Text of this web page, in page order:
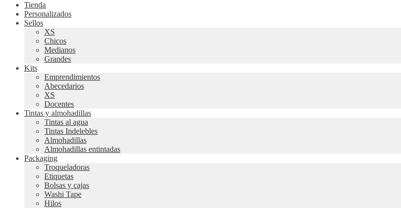
Tienda
Personalizados
Sellos
XS
Chicos
Medianos
Grandes
Kits
Emprendimientos
Abecedarios
XS
Docentes
Tintas y almohadillas
Tintas al agua
Tintas Indelebles
Almohadillas
Almohadillas entintadas
Packaging
Troqueladoras
Etiquetas
Bolsas y cajas
Washi Tape
Hilos